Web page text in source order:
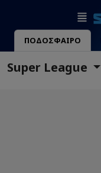
ΠΟΔΟΣΦΑΙΡΟ
Super League